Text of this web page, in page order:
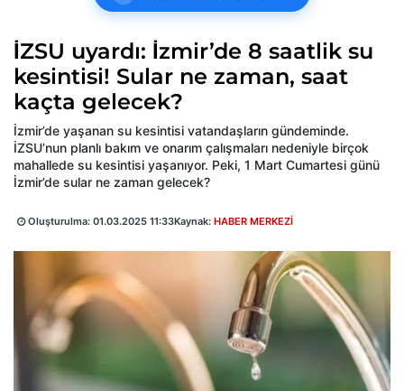
İZSU uyardı: İzmir’de 8 saatlik su
kesintisi! Sular ne zaman, saat
kaçta gelecek?
İzmir’de yaşanan su kesintisi vatandaşların gündeminde.
İZSU’nun planlı bakım ve onarım çalışmaları nedeniyle birçok
mahallede su kesintisi yaşanıyor. Peki, 1 Mart Cumartesi günü
İzmir’de sular ne zaman gelecek?
Oluşturulma: 01.03.2025 11:33Kaynak: HABER MERKEZİ